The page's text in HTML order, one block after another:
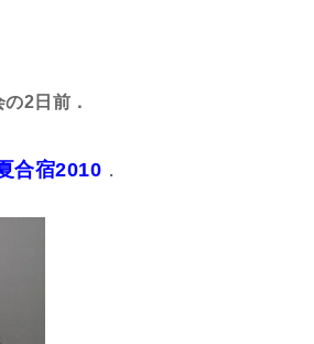
2日前．
合宿2010 ．